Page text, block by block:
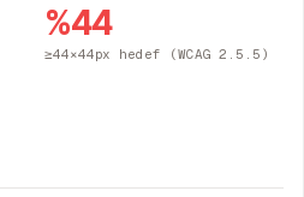
%44
≥44×44px hedef (WCAG 2.5.5)